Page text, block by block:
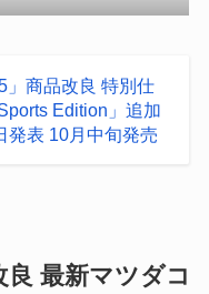
」商品改良 特別仕
Edition」追加
発表 10月中旬発売
最新マツダコ